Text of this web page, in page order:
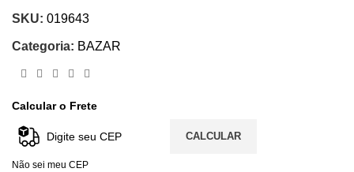
SKU: 019643
Categoria: BAZAR
Calcular o Frete
CALCULAR
Não sei meu CEP